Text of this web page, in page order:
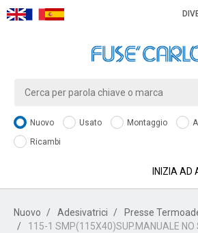
Nuovo Usato Montaggio
Ricambi
INIZIA AD
Nuovo Adesivatrici
Presse
115-1 SMP(115X40)SUP.MANUALE NO